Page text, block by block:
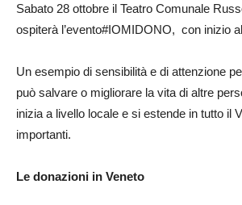
Sabato 28 ottobre il Teatro Comunale
ospiterà l’evento#IOMIDONO, con inizio
Un esempio di sensibilità e di attenzione
può salvare o migliorare la vita di altre
inizia a livello locale e si estende in tutto il
importanti.
Le donazioni in Veneto